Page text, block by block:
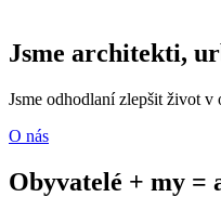
Jsme architekti,
Jsme odhodlaní zlepšit život v
O nás
Obyvatelé + my =